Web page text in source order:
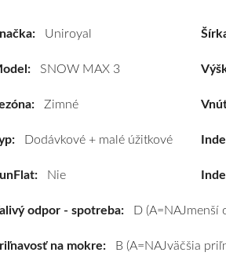
dodávku
175/65
kúpite
Uniroyal
SNOW MAX 3
Zimné
Dodávkové + malé úžitkové
Nie
odpor - spotreba: D (A=NAJmenší
na mokre: B (A=NAJväčšia